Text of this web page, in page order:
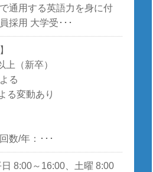
通用する英語力を身に付
採用 大学受･･･
上（新卒）
る
る変動あり
数/年：･･･
8:00～16:00、土曜 8:00